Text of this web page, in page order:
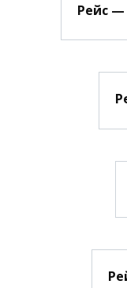
Рейс